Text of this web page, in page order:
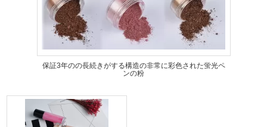
保証3年のの長続きがする構造の非常に彩色された蛍光ペ
ンの粉